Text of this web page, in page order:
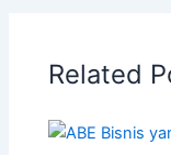
Related